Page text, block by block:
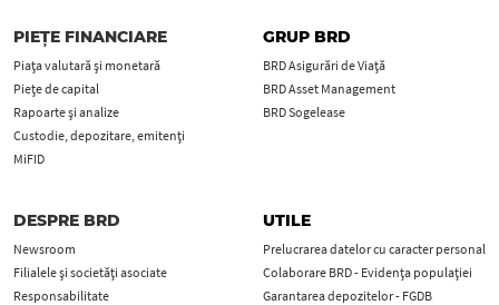
PIEȚE FINANCIARE
Piața valutară și monetară
Piețe de capital
Rapoarte și analize
Custodie, depozitare, emitenți
MiFID
GRUP BRD
BRD Asigurări de Viață
BRD Asset Management
BRD Sogelease
DESPRE BRD
Newsroom
Filialele și societăți asociate
Responsabilitate
UTILE
Prelucrarea datelor cu caracter personal
Colaborare BRD - Evidența populației
Garantarea depozitelor - FGDB